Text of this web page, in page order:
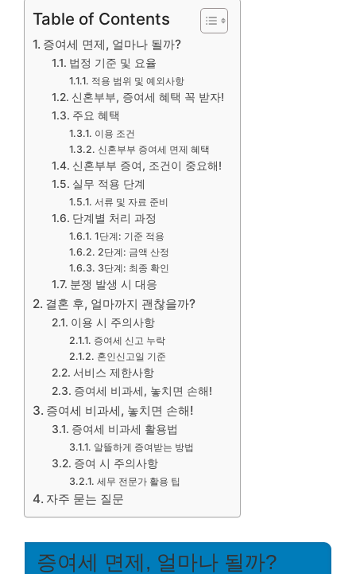
Table of Contents
증여세 면제, 얼마나 될까?
법정 기준 및 요율
적용 범위 및 예외사항
신혼부부, 증여세 혜택 꼭 받자!
주요 혜택
이용 조건
신혼부부 증여세 면제 혜택
신혼부부 증여, 조건이 중요해!
실무 적용 단계
서류 및 자료 준비
단계별 처리 과정
1단계: 기준 적용
2단계: 금액 산정
3단계: 최종 확인
분쟁 발생 시 대응
결혼 후, 얼마까지 괜찮을까?
이용 시 주의사항
증여세 신고 누락
혼인신고일 기준
서비스 제한사항
증여세 비과세, 놓치면 손해!
증여세 비과세, 놓치면 손해!
증여세 비과세 활용법
알뜰하게 증여받는 방법
증여 시 주의사항
세무 전문가 활용 팁
자주 묻는 질문
증여세 면제, 얼마나 될까?